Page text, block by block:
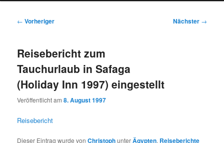
Beitragsnavigation
← Vorheriger Nächster →
Reisebericht zum
Tauchurlaub in Safaga
(Holiday Inn 1997) eingestellt
Veröffentlicht am8. August 1997
Reisebericht
Dieser Eintrag wurde vonChristophunterÄgypten, Reiseberichte